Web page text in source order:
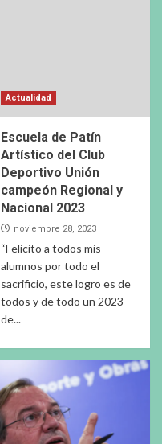
Actualidad
Escuela de Patín
Artístico del Club
Deportivo Unión
campeón Regional y
Nacional 2023
noviembre 28, 2023
“Felicito a todos mis
alumnos por todo el
sacrificio, este logro es de
todos y de todo un 2023
de...